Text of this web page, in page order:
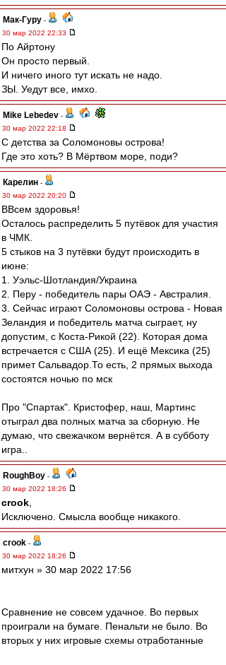
Мак-Гуру -
30 мар 2022 22:33
По Айртону
Он просто первый.
И ничего иного тут искать не надо.
ЗЫ. Уедут все, имхо.
Mike Lebedev -
30 мар 2022 22:18
С детства за Соломоновы острова!
Где это хоть? В Мёртвом море, поди?
Карелин -
30 мар 2022 20:20
ВВсем здоровья!
Осталось распределить 5 путёвок для участия
в ЧМК.
5 стыков на 3 путёвки будут происходить в
июне:
1. Уэльс-Шотландия/Украина
2. Перу - победитель пары ОАЭ - Австралия.
3. Сейчас играют Соломоновы острова - Новая
Зеландия и победитель матча сыграет, ну
допустим, с Коста-Рикой (22). Которая дома
встречается с США (25). И ещё Мексика (25)
примет Сальвадор.То есть, 2 прямых выхода
состоятся ночью по мск
Про "Спартак". Кристофер, наш, Мартинс
отыграл два полных матча за сборную. Не
думаю, что свежачком вернётся. А в субботу
игра..
RoughBoy -
30 мар 2022 18:26
crook
Исключено. Смысла вообще никакого.
crook -
30 мар 2022 18:26
митхун » 30 мар 2022 17:56
Сравнение не совсем удачное. Во первых
проиграли на бумаге. Пенальти не было. Во
вторых у них игровые схемы отработанные